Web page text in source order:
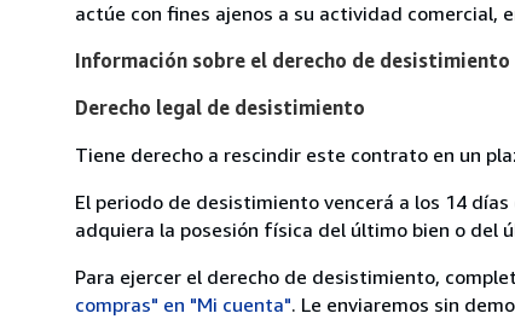
actúe con fines ajenos a su actividad comercial,
Información sobre el derecho de desistimiento
Derecho legal de desistimiento
Tiene derecho a rescindir este contrato en un
El periodo de desistimiento vencerá a los 14
adquiera la posesión física del último bien o del
Para ejercer el derecho de desistimiento,
compras" en "Mi cuenta". Le enviaremos sin